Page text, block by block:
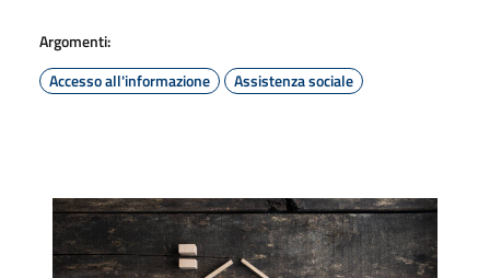
Argomenti:
Accesso all'informazione
Assistenza sociale